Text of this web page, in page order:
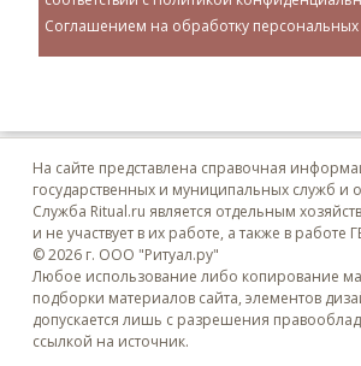
Соглашением на обработку
На сайте представлена справочная
государственных и муниципальных служб и
Служба Ritual.ru является отдельным
и не участвует в их работе, а также в работе
© 2026 г. ООО "Ритуал.ру"
Любое использование либо копирование
подборки материалов сайта, элементов
допускается лишь с разрешения
ссылкой на источник.